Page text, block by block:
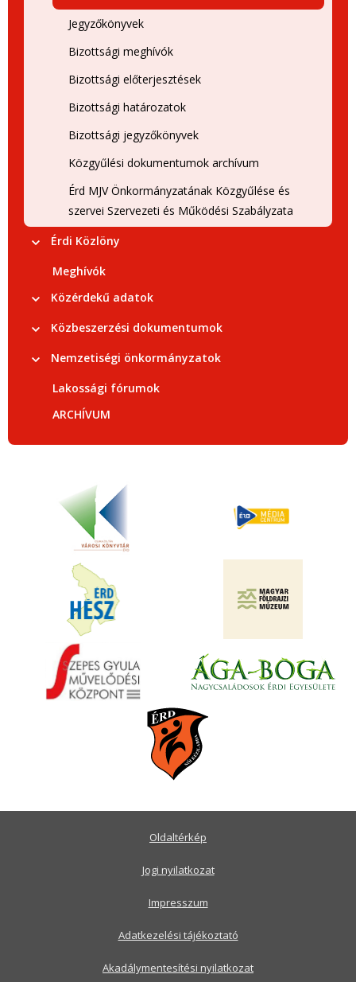
Jegyzőkönyvek
Bizottsági meghívók
Bizottsági előterjesztések
Bizottsági határozatok
Bizottsági jegyzőkönyvek
Közgyűlési dokumentumok archívum
Érd MJV Önkormányzatának Közgyűlése és
szervei Szervezeti és Működési Szabályzata
Érdi Közlöny
Meghívók
Közérdekű adatok
Közbeszerzési dokumentumok
Nemzetiségi önkormányzatok
Lakossági fórumok
ARCHÍVUM
Oldaltérkép
Jogi nyilatkozat
Impresszum
Adatkezelési tájékoztató
Akadálymentesítési nyilatkozat